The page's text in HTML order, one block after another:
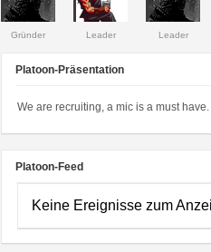
Gründer Leader Leader
Platoon-Präsentation
We are recruiting, a mic is a must have.
Platoon-Feed
Keine Ereignisse zum